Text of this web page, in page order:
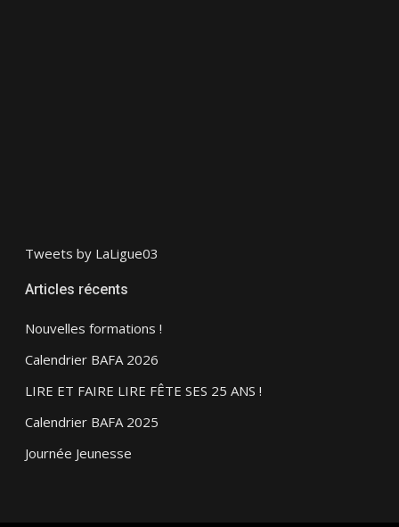
Tweets by LaLigue03
Articles récents
Nouvelles formations !
Calendrier BAFA 2026
LIRE ET FAIRE LIRE FÊTE SES 25 ANS !
Calendrier BAFA 2025
Journée Jeunesse